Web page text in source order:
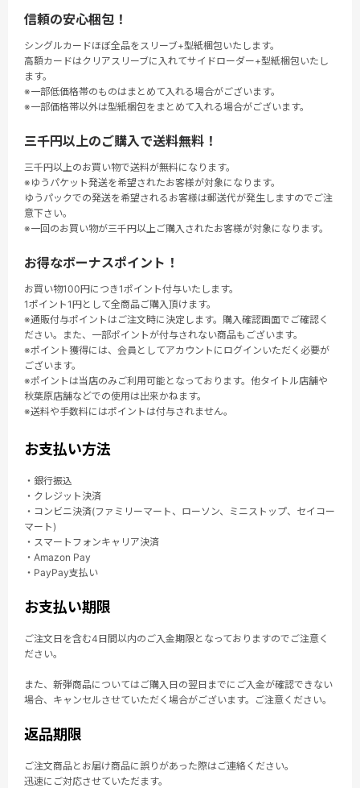
信頼の安心梱包！
シングルカードほぼ全品をスリーブ+型紙梱包いたします。
高額カードはクリアスリーブに入れてサイドローダー+型紙梱包いたし
ます。
※一部低価格帯のものはまとめて入れる場合がございます。
※一部価格帯以外は型紙梱包をまとめて入れる場合がございます。
三千円以上のご購入で送料無料！
三千円以上のお買い物で送料が無料になります。
※ゆうパケット発送を希望されたお客様が対象になります。
ゆうパックでの発送を希望されるお客様は郵送代が発生しますのでご注
意下さい。
※一回のお買い物が三千円以上ご購入されたお客様が対象になります。
お得なボーナスポイント！
お買い物100円につき1ポイント付与いたします。
1ポイント1円として全商品ご購入頂けます。
※通販付与ポイントはご注文時に決定します。購入確認画面でご確認く
ださい。また、一部ポイントが付与されない商品もございます。
※ポイント獲得には、会員としてアカウントにログインいただく必要が
ございます。
※ポイントは当店のみご利用可能となっております。他タイトル店舗や
秋葉原店舗などでの使用は出来かねます。
※送料や手数料にはポイントは付与されません。
お支払い方法
・銀行振込
・クレジット決済
・コンビニ決済(ファミリーマート、ローソン、ミニストップ、セイコー
マート)
・スマートフォンキャリア決済
・Amazon Pay
・PayPay支払い
お支払い期限
ご注文日を含む4日間以内のご入金期限となっておりますのでご注意く
ださい。
また、新弾商品についてはご購入日の翌日までにご入金が確認できない
場合、キャンセルさせていただく場合がございます。ご注意ください。
返品期限
ご注文商品とお届け商品に誤りがあった際はご連絡ください。
迅速にご対応させていただます。